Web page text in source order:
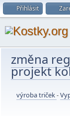
Přihlásit
změna
projekt
výroba triček-